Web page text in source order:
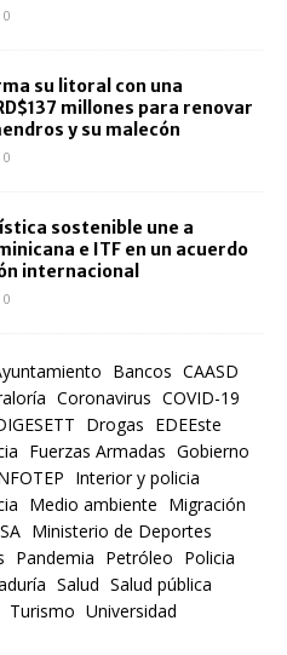
0
su litoral con una
millones para renovar
y su malecón
0
sostenible une a
e ITF en un acuerdo
internacional
0
Bancos CAASD
Coronavirus COVID-19
Drogas EDEEste
Fuerzas Armadas Gobierno
Interior y policia
Medio ambiente Migración
Ministerio de Deportes
Pandemia Petróleo Policia
Salud Salud pública
Turismo Universidad